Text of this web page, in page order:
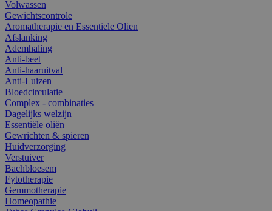
Volwassen
Gewichtscontrole
Aromatherapie en Essentiele Olien
Afslanking
Ademhaling
Anti-beet
Anti-haaruitval
Anti-Luizen
Bloedcirculatie
Complex - combinaties
Dagelijks welzijn
Essentiële oliën
Gewrichten & spieren
Huidverzorging
Verstuiver
Bachbloesem
Fytotherapie
Gemmotherapie
Homeopathie